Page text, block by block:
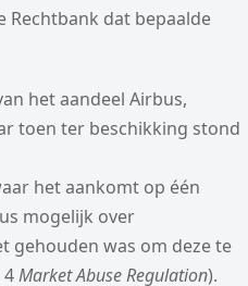
dat bepaalde
het aandeel Airbus,
toen ter beschikking stond
het aankomt op één
mogelijk over
gehouden was om deze te
Market Abuse Regulation).